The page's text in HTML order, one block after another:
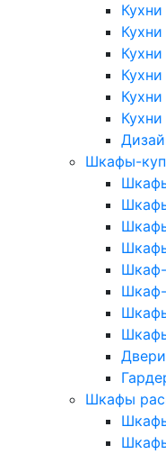
Шкафы-
Шкаф-
Шкаф-
Шкафы